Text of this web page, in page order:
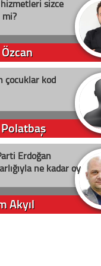
hizmetleri sizce
çocuklar kod
Erdoğan
ne kadar oy
Akyıl